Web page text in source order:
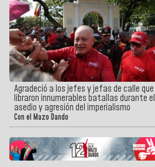
Agradeció a los jefes y jefas de calle que
libraron innumerables batallas durante el
asedio y agresión del imperialismo
Con el Mazo Dando